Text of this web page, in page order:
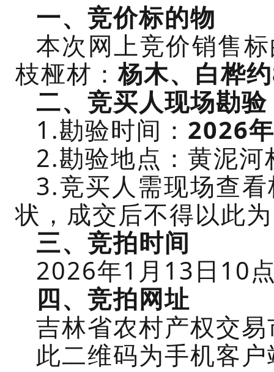
一、 竞价标的物
本次网上竞价销售
枝桠材：杨木、白桦约
二、竞买人现场勘验
1.勘验时间： 2026
2.勘验地点：黄泥
3.竞买人需现场查
状，成交后不得以此
三、 竞拍时间
2026年1 月 13日 10
四、 竞拍网址
吉林省农村产权交
此二维码为手机客